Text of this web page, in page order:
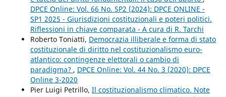
DPCE Online: Vol. 66 No. SP2 (2024): DPCE ONLINE -
SP1 2025 - Giurisdizioni costituzionali e poteri politici.
Riflessioni in chiave comparata - A cura di R. Tarchi
Roberto Toniatti, Democrazia illiberale e forma di stato
costituzionale di diritto nel costituzionalismo euro-
atlantico: contingenze elettorali o cambio di
paradigma? , DPCE Online: Vol. 44 No. 3 (2020): DPCE
Online 3-2020
Pier Luigi Petrillo, Il costituzionalismo climatico. Note